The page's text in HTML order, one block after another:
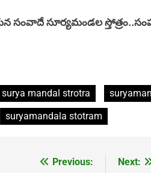
సంవాదే సూర్యమండల
surya mandal strotra
suryamandala stotram
Previous:
Next: